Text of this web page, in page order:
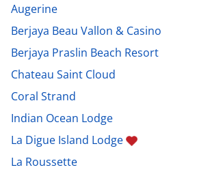
Augerine
Berjaya Beau Vallon & Casino
Berjaya Praslin Beach Resort
Chateau Saint Cloud
Coral Strand
Indian Ocean Lodge
La Digue Island Lodge
La Roussette